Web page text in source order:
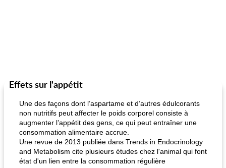
Effets sur l'appétit
Une des façons dont l’aspartame et d’autres édulcorants
non nutritifs peut affecter le poids corporel consiste à
augmenter l’appétit des gens, ce qui peut entraîner une
consommation alimentaire accrue.
Une revue de 2013 publiée dans Trends in Endocrinology
and Metabolism cite plusieurs études chez l'animal qui font
état d'un lien entre la consommation régulière